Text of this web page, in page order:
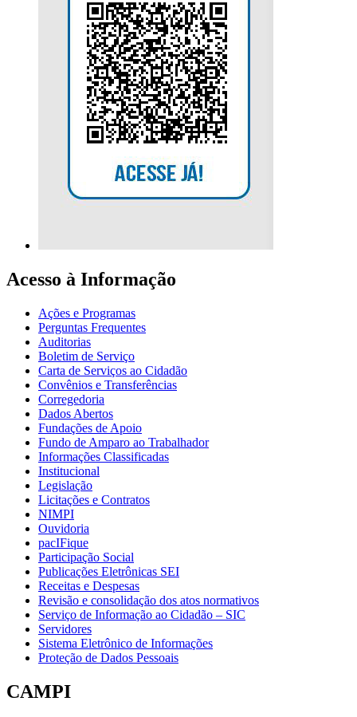
Acesso à Informação
Ações e Programas
Perguntas Frequentes
Auditorias
Boletim de Serviço
Carta de Serviços ao Cidadão
Convênios e Transferências
Corregedoria
Dados Abertos
Fundações de Apoio
Fundo de Amparo ao Trabalhador
Informações Classificadas
Institucional
Legislação
Licitações e Contratos
NIMPI
Ouvidoria
pacIFique
Participação Social
Publicações Eletrônicas SEI
Receitas e Despesas
Revisão e consolidação dos atos normativos
Serviço de Informação ao Cidadão – SIC
Servidores
Sistema Eletrônico de Informações
Proteção de Dados Pessoais
CAMPI